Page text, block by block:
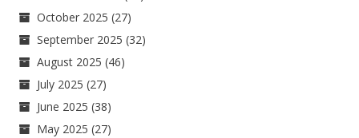
October 2025 (27)
September 2025 (32)
August 2025 (46)
July 2025 (27)
June 2025 (38)
May 2025 (27)